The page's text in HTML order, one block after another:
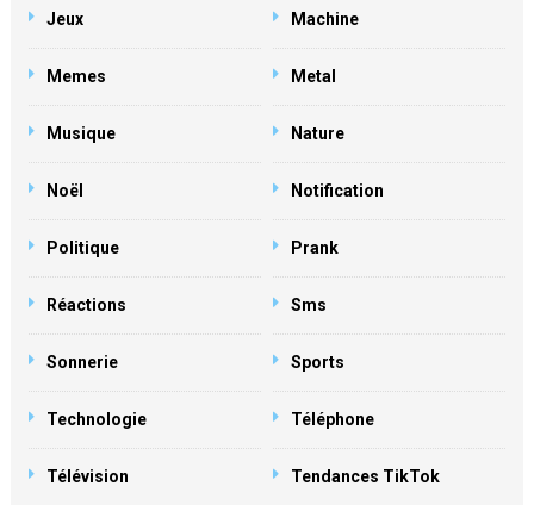
Jeux Machine
Memes Metal
Musique Nature
Noël Notification
Politique Prank
Réactions Sms
Sonnerie Sports
Technologie Téléphone
Télévision Tendances TikTok